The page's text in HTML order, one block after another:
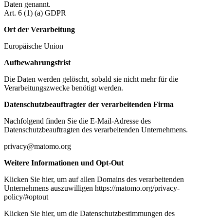
Daten genannt.
Art. 6 (1) (a) GDPR
Ort der Verarbeitung
Europäische Union
Aufbewahrungsfrist
Die Daten werden gelöscht, sobald sie nicht mehr für die
Verarbeitungszwecke benötigt werden.
Datenschutzbeauftragter der verarbeitenden Firma
Nachfolgend finden Sie die E-Mail-Adresse des
Datenschutzbeauftragten des verarbeitenden Unternehmens.
privacy@matomo.org
Weitere Informationen und Opt-Out
Klicken Sie hier, um auf allen Domains des verarbeitenden
Unternehmens auszuwilligen https://matomo.org/privacy-
policy/#optout
Klicken Sie hier, um die Datenschutzbestimmungen des